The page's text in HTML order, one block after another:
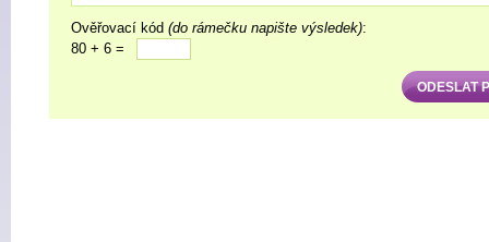
Ověřovací kód (do rámečku napište výsledek):
80 + 6 =